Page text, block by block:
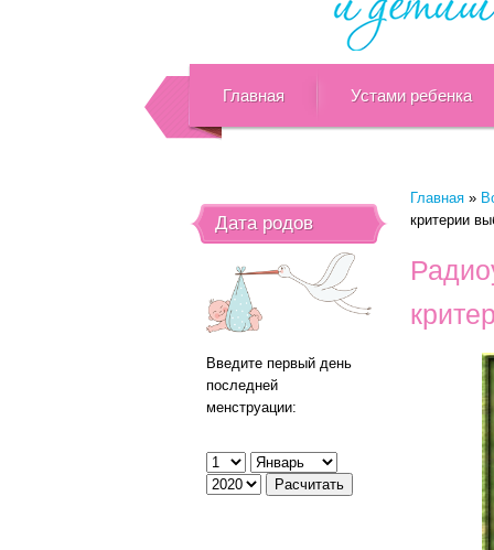
Главная Устами ребенка
Главная »
критерии
Дата родов
Введите первый день
последней
менструации: